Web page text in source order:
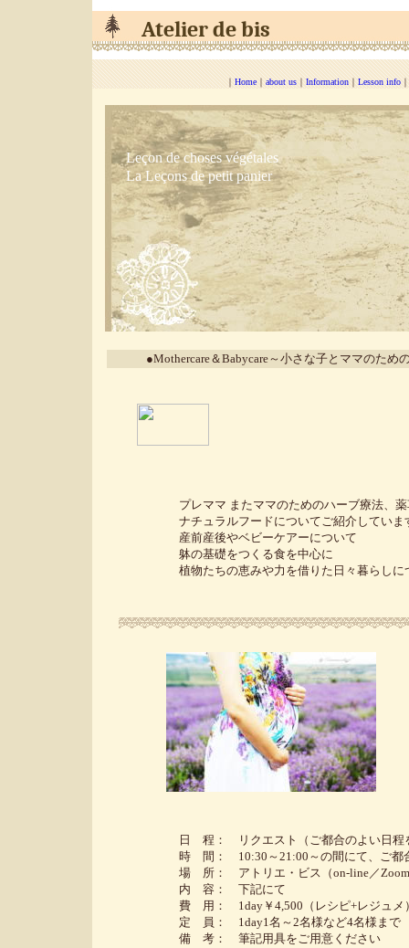
Atelier de bis
｜Home｜about us｜Information｜Lesson info｜
Leçon de choses végétales
La Leçons de petit panier
●Mothercare＆Babycare～小さな子とママのための
プレママ またママのためのハーブ療法、薬
ナチュラルフードについてご紹介していま
産前産後やベビーケアーについて
躰の基礎をつくる食を中心に
植物たちの恵みや力を借りた日々暮らしにつ
日 程： リクエスト（ご都合のよい日程を3
時 間： 10:30～21:00～の間にて、ご都合
場 所： アトリエ・ビス（on-line／Zoomま
内 容： 下記にて
費 用： 1day￥4,500（レシピ+レジュメ）
定 員： 1day1名～2名様など4名様まで
備 考： 筆記用具をご用意ください